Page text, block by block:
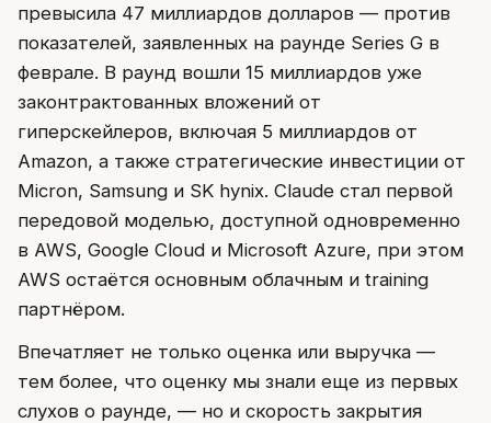
превысила 47 миллиардов долларов — против
показателей, заявленных на раунде Series G в
феврале. В раунд вошли 15 миллиардов уже
законтрактованных вложений от
гиперскейлеров, включая 5 миллиардов от
Amazon, а также стратегические инвестиции от
Micron, Samsung и SK hynix. Claude стал первой
передовой моделью, доступной одновременно
в AWS, Google Cloud и Microsoft Azure, при этом
AWS остаётся основным облачным и training
партнёром.
Впечатляет не только оценка или выручка —
тем более, что оценку мы знали еще из первых
слухов о раунде, — но и скорость закрытия